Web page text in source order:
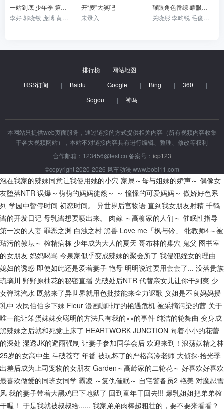
一站到底 少年季 第二季
李好 郭晓敏 庞博 黄圣依 张雨绮 伊能静 李雪琴 陈铭 王昱珩
开“麦”大笑吧
未录入
耀眼角色番综·耀眼一夏
关晓彤 李昀锐 毛俊杰 边天扬
排行榜
网站地图
RSS订阅
| Baidu | Google | Bing | 360
|
Sogou
| 神马
本网站只提供web页面服务，通过链接的方式提供相关内容（所有视频内容收集
于各大视频网站），本站不对链接内容具有进行编辑、整理、修改等权利
合作邮箱：123456@test.cn 备案号： icp123
©copyright 2020-2026 风车动漫 www.bobi11.com
泡在我家的辣妹同意让我使用她的小穴 家属～母与姐妹的娇声～ 偶像女
友堕落NTR 误爆～萌萌的妈妈徒然～ ～ 憧憬的可爱妈妈～ 傲娇好色系
列 学园中暂停时间 初恋时间。 异世界后宫物语 直到我女朋友射精 千鹤
酱的开发日记 母乳酱想要喷出来。 肉嫁 ～高柳家的人们～ 催眠性指导
第一次的人妻 罪恶之渊 白浊之村 黑兽 Love me「枫与铃」 牝教师4～被
玷污的教坛～ 榨精病栋 少年成为大人的夏天 哥布林的巢穴 鬼父 图书室
的女朋友 妈妈喝骂 今泉家似乎变成辣妹的聚会所了 我侵犯姪女的理由
媳妇的诱惑 即使如此还是爱着妻子 艳母 明明说过要用套套了... 没落贵族
琉璃川 野野原柚花的秘密直播 先破处后NTR 代替亲女儿让你干到爽 少
女弹珠汽水 既然来了异世界就用色批技能来全力讴歌 义姐是不良妈妈授
乳中 农民伯伯乡下妹 Fleur 漫画咖啡厅的艳遇危机 被采摘污染的茜 关于
唯一能让笨蛋妹妹变聪明的方法只有我的××的事件 纯洁的轮舞曲 变身成
黑辣妹之后就和死党上床了 HEARTWORK JUNCTION 向着小小的花蕾
的深处 湿透JK的避雨强制 让妻子参加同学会后 欢迎来到！浪荡妖精之林
25岁的女高中生 斗破苍穹 年番 被玩坏了的严格高冷老师 大侦探·拾光季
出差后成为上司宠物的女朋友 Garden～高岭家的二轮花～ 好喜欢好喜欢
最喜欢做爱的同班女同学 霸凌 ～复仇催眠～ 自宅警备员2 艳美 对魔忍雪
风 我的妻子带着大黑鸡巴下地狱了 回到童年干回去!!! 爆乳姐姐把弟弟榨
干喔！ 于是我就被叔叔给...... 我家弟弟肉棒超粗壮的，要不要来看看？